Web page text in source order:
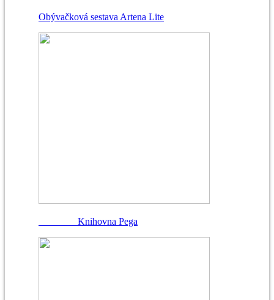
Obývačková sestava Artena Lite
Knihovna Pega